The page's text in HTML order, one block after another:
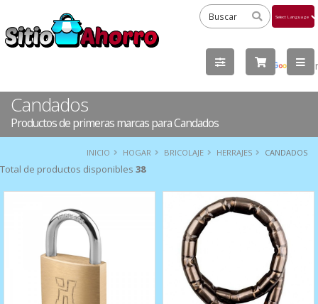
by
Candados
Productos de primeras marcas para Candados
INICIO HOGAR BRICOLAJE HERRAJES CANDADOS
Total de productos disponibles 38